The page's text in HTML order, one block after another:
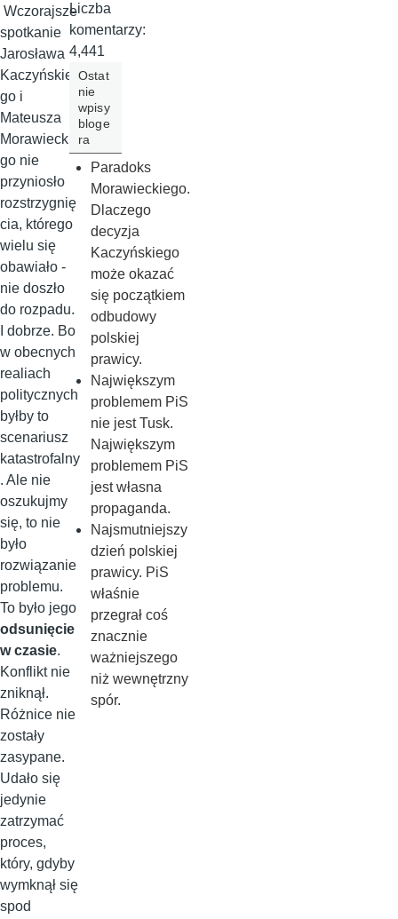
Wczorajsze
spotkanie
Jarosława
Kaczyńskie
go i
Mateusza
Morawieckie
go nie
przyniosło
rozstrzygnię
cia, którego
wielu się
obawiało -
nie doszło
do rozpadu.
I dobrze. Bo
w obecnych
realiach
politycznych
byłby to
scenariusz
katastrofalny
. Ale nie
oszukujmy
się, to nie
było
rozwiązanie
problemu.
To było jego
odsunięcie
w czasie.
Konflikt nie
zniknął.
Różnice nie
zostały
zasypane.
Udało się
jedynie
zatrzymać
proces,
który, gdyby
wymknął się
spod
Liczba
komentarzy:
4,441
Ostat
nie
wpisy
bloge
ra
Paradoks
Morawieckiego.
Dlaczego
decyzja
Kaczyńskiego
może okazać
się początkiem
odbudowy
polskiej
prawicy.
Największym
problemem PiS
nie jest Tusk.
Największym
problemem PiS
jest własna
propaganda.
Najsmutniejszy
dzień polskiej
prawicy. PiS
właśnie
przegrał coś
znacznie
ważniejszego
niż wewnętrzny
spór.